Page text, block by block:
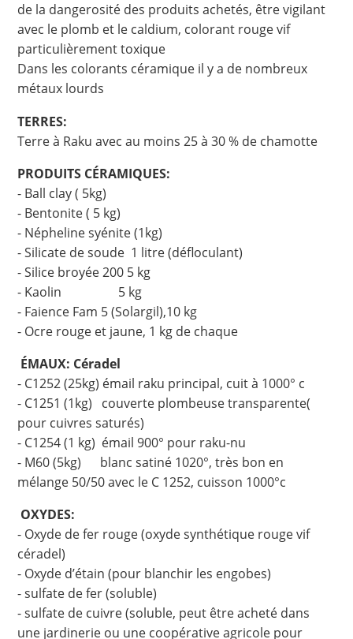
de la dangerosité des produits achetés, être vigilant
avec le plomb et le caldium, colorant rouge vif
particulièrement toxique
Dans les colorants céramique il y a de nombreux
métaux lourds
TERRES:
Terre à Raku avec au moins 25 à 30 % de chamotte
PRODUITS CÉRAMIQUES:
- Ball clay ( 5kg)
- Bentonite ( 5 kg)
- Népheline syénite (1kg)
- Silicate de soude 1 litre (défloculant)
- Silice broyée 200 5 kg
- Kaolin 5 kg
- Faience Fam 5 (Solargil),10 kg
- Ocre rouge et jaune, 1 kg de chaque
ÉMAUX: Céradel
- C1252 (25kg) émail raku principal, cuit à 1000° c
- C1251 (1kg) couverte plombeuse transparente(
pour cuivres saturés)
- C1254 (1 kg) émail 900° pour raku-nu
- M60 (5kg) blanc satiné 1020°, très bon en
mélange 50/50 avec le C 1252, cuisson 1000°c
OXYDES:
- Oxyde de fer rouge (oxyde synthétique rouge vif
céradel)
- Oxyde d’étain (pour blanchir les engobes)
- sulfate de fer (soluble)
- sulfate de cuivre (soluble, peut être acheté dans
une jardinerie ou une coopérative agricole pour